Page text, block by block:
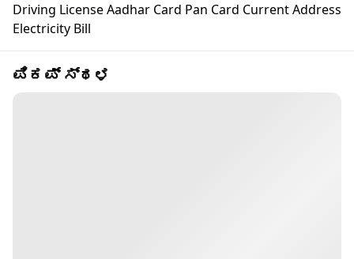
Driving License Aadhar Card Pan Card Current Address
Electricity Bill
ಪಿಕಪ್ ಸ್ಥಳ